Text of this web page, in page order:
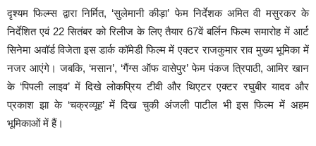
दृश्यम फिल्म्स द्वारा निर्मित, ‘सुलेमानी कीड़ा’ फेम निर्देशक अमित वी मसुरकर के
निर्देशित एवं 22 सितंबर को रिलीज के लिए तैयार 67वें बर्लिन फिल्म समारोह में आर्ट
सिनेमा अवॉर्ड विजेता इस डार्क कॉमेडी फिल्म में एक्टर राजकुमार राव मुख्य भूमिका में
नजर आएंगे। जबकि, ‘मसान’, ‘गैंग्स ऑफ वासेपुर’ फेम पंकज त्रिपाठी, आमिर खान
के ‘पिपली लाइव’ में दिखे लोकप्रिय टीवी और थिएटर एक्टर रघुबीर यादव और
प्रकाश झा के ‘चक्रव्यूह’ में दिख चुकी अंजली पाटील भी इस फिल्म में अहम
भूमिकाओं में हैं।